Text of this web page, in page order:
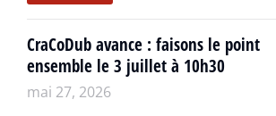
CraCoDub avance : faisons le point
ensemble le 3 juillet à 10h30
mai 27, 2026